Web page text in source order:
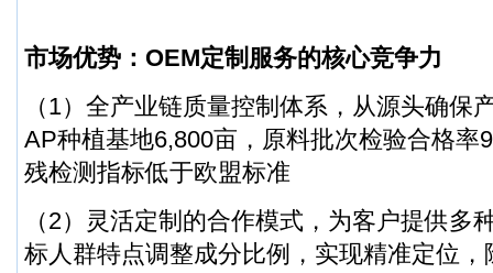
市场优势：OEM定制服务的核心竞争力
（1）全产业链质量控制体系，从源头确保
AP种植基地6,800亩，原料批次检验合格率
残检测指标低于欧盟标准
（2）灵活定制的合作模式，为客户提供多
标人群特点调整成分比例，实现精准定位